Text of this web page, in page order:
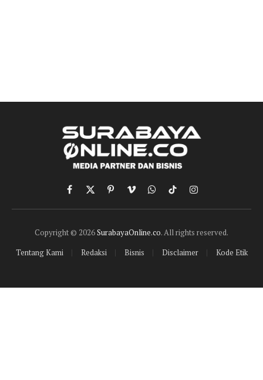
Facebook
X
(Twitter)
PinterestVimeoWhatsApp
TikTokInstagram
Copyright © 2026SurabayaOnline.co. All rights reserved.
Tentang Kami
Redaksi Bisnis Disclaimer Kode Etik